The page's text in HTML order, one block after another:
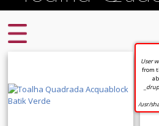
User
from
/usr/